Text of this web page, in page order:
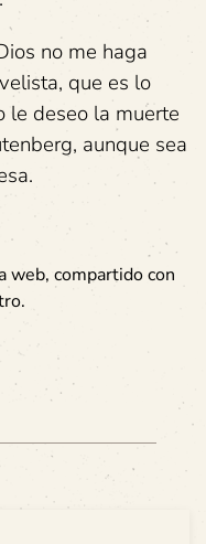
no me haga
que es lo
le deseo la muerte
aunque sea
web, compartido con